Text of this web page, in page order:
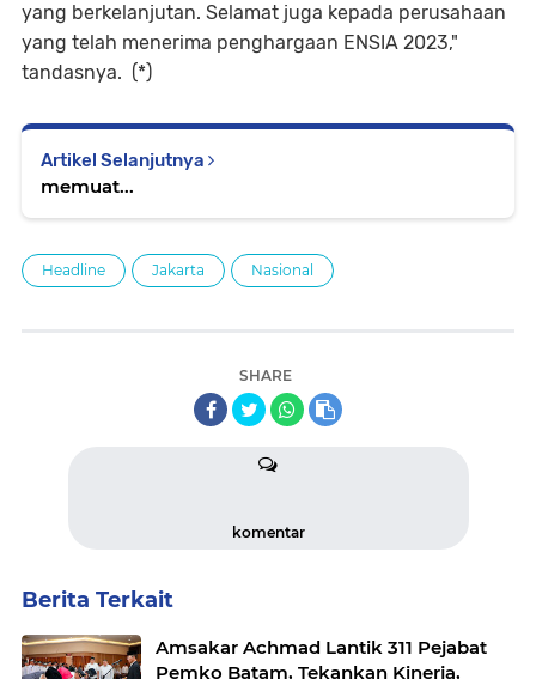
yang berkelanjutan. Selamat juga kepada perusahaan
yang telah menerima penghargaan ENSIA 2023,"
tandasnya. (*)
Artikel Selanjutnya
memuat...
Headline Jakarta Nasional
SHARE
komentar
Berita Terkait
Amsakar Achmad Lantik 311 Pejabat
Pemko Batam, Tekankan Kinerja,